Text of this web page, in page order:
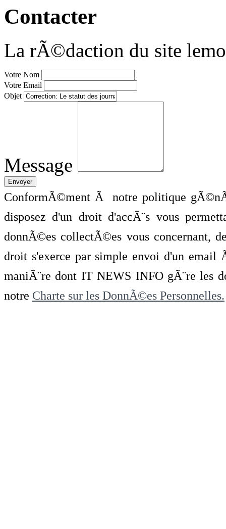
Contacter
La rÃ©daction du site
Votre Nom
Votre Email
Objet
Message
ConformÃ©ment Ã notre politique
disposez d'un droit d'accÃ¨s vous
donnÃ©es collectÃ©es vous concernant,
droit s'exerce par simple envoi d'un
maniÃ¨re dont IT NEWS INFO gÃ¨re les
notre Charte sur les DonnÃ©es Personnelles.